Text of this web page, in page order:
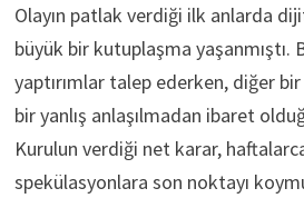
Olayın patlak verdiği ilk anlarda
büyük bir kutuplaşma yaşanmıştı.
yaptırımlar talep ederken, diğer
bir yanlış anlaşılmadan ibaret
Kurulun verdiği net karar,
spekülasyonlara son noktayı